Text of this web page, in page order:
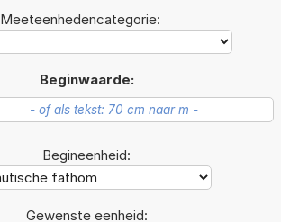
Meeteenhedencategorie:
Beginwaarde:
Begineenheid:
Gewenste eenheid: